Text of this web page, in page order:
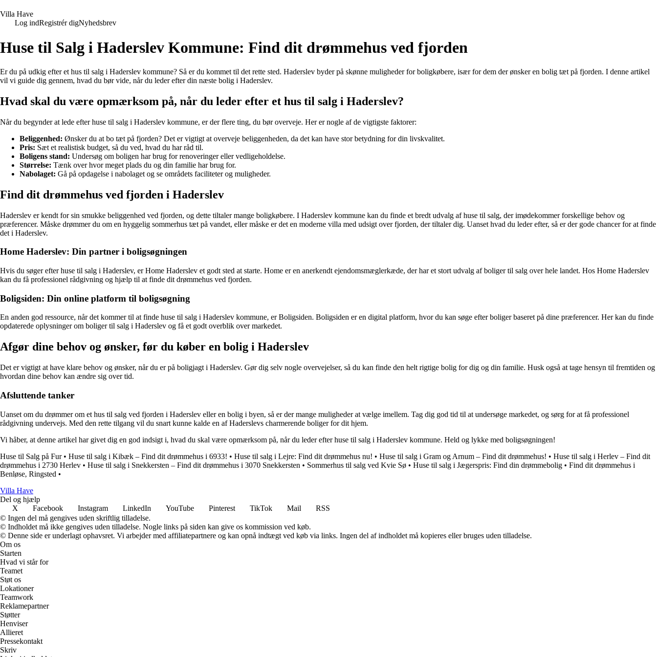
Villa Have
Log indRegistrér digNyhedsbrev
Huse til Salg i Haderslev Kommune: Find dit drømmehus ved fjorden
Er du på udkig efter et hus til salg i Haderslev kommune? Så er du kommet til det rette sted. Haderslev byder på skønne muligheder for boligkøbere, især for dem der ønsker en bolig tæt på fjorden. I denne artikel
vil vi guide dig gennem, hvad du bør vide, når du leder efter din næste bolig i Haderslev.
Hvad skal du være opmærksom på, når du leder efter et hus til salg i Haderslev?
Når du begynder at lede efter huse til salg i Haderslev kommune, er der flere ting, du bør overveje. Her er nogle af de vigtigste faktorer:
Beliggenhed: Ønsker du at bo tæt på fjorden? Det er vigtigt at overveje beliggenheden, da det kan have stor betydning for din livskvalitet.
Pris: Sæt et realistisk budget, så du ved, hvad du har råd til.
Boligens stand: Undersøg om boligen har brug for renoveringer eller vedligeholdelse.
Størrelse: Tænk over hvor meget plads du og din familie har brug for.
Nabolaget: Gå på opdagelse i nabolaget og se områdets faciliteter og muligheder.
Find dit drømmehus ved fjorden i Haderslev
Haderslev er kendt for sin smukke beliggenhed ved fjorden, og dette tiltaler mange boligkøbere. I Haderslev kommune kan du finde et bredt udvalg af huse til salg, der imødekommer forskellige behov og
præferencer. Måske drømmer du om en hyggelig sommerhus tæt på vandet, eller måske er det en moderne villa med udsigt over fjorden, der tiltaler dig. Uanset hvad du leder efter, så er der gode chancer for at finde
det i Haderslev.
Home Haderslev: Din partner i boligsøgningen
Hvis du søger efter huse til salg i Haderslev, er Home Haderslev et godt sted at starte. Home er en anerkendt ejendomsmæglerkæde, der har et stort udvalg af boliger til salg over hele landet. Hos Home Haderslev
kan du få professionel rådgivning og hjælp til at finde dit drømmehus ved fjorden.
Boligsiden: Din online platform til boligsøgning
En anden god ressource, når det kommer til at finde huse til salg i Haderslev kommune, er Boligsiden. Boligsiden er en digital platform, hvor du kan søge efter boliger baseret på dine præferencer. Her kan du finde
opdaterede oplysninger om boliger til salg i Haderslev og få et godt overblik over markedet.
Afgør dine behov og ønsker, før du køber en bolig i Haderslev
Det er vigtigt at have klare behov og ønsker, når du er på boligjagt i Haderslev. Gør dig selv nogle overvejelser, så du kan finde den helt rigtige bolig for dig og din familie. Husk også at tage hensyn til fremtiden og
hvordan dine behov kan ændre sig over tid.
Afsluttende tanker
Uanset om du drømmer om et hus til salg ved fjorden i Haderslev eller en bolig i byen, så er der mange muligheder at vælge imellem. Tag dig god tid til at undersøge markedet, og sørg for at få professionel
rådgivning undervejs. Med den rette tilgang vil du snart kunne kalde en af Haderslevs charmerende boliger for dit hjem.
Vi håber, at denne artikel har givet dig en god indsigt i, hvad du skal være opmærksom på, når du leder efter huse til salg i Haderslev kommune. Held og lykke med boligsøgningen!
Huse til Salg på Fur• Huse til salg i Kibæk – Find dit drømmehus i 6933! • Huse til salg i Lejre: Find dit drømmehus nu! • Huse til salg i Gram og Arnum – Find dit drømmehus! • Huse til salg i Herlev – Find dit
drømmehus i 2730 Herlev • Huse til salg i Snekkersten – Find dit drømmehus i 3070 Snekkersten • Sommerhus til salg ved Kvie Sø • Huse til salg i Jægerspris: Find din drømmebolig • Find dit drømmehus i
Benløse, Ringsted •
Villa Have
Del og hjælp
X
Facebook Instagram LinkedIn YouTube Pinterest TikTok Mail
RSS
© Ingen del må gengives uden skriftlig tilladelse.
© Indholdet må ikke gengives uden tilladelse. Nogle links på siden kan give os kommission ved køb.
© Denne side er underlagt ophavsret. Vi arbejder med affiliatepartnere og kan opnå indtægt ved køb via links. Ingen del af indholdet må kopieres eller bruges uden tilladelse.
Om os
Starten
Hvad vi står for
Teamet
Støt os
Lokationer
Teamwork
Reklamepartner
Støtter
Henviser
Allieret
Pressekontakt
Skriv